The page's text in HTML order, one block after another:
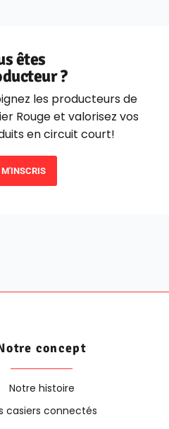
êtes
?
les producteurs de
Rouge et valorisez vos
en circuit court!
M'INSCRIS
concept
Notre histoire
casiers connectés